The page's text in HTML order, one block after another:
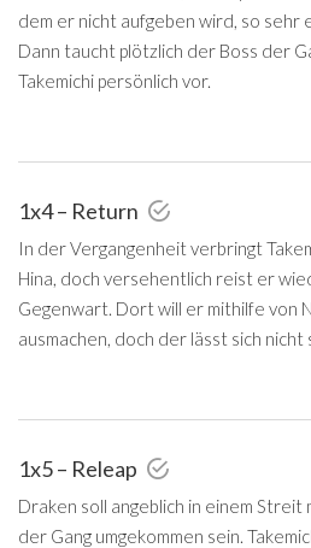
dem er nicht aufgeben wird, so sehr
Dann taucht plötzlich der Boss der
Takemichi persönlich vor.
1x4 – Return
In der Vergangenheit verbringt
Hina, doch versehentlich reist er
Gegenwart. Dort will er mithilfe von
ausmachen, doch der lässt sich nicht
1x5 – Releap
Draken soll angeblich in einem Streit
der Gang umgekommen sein.